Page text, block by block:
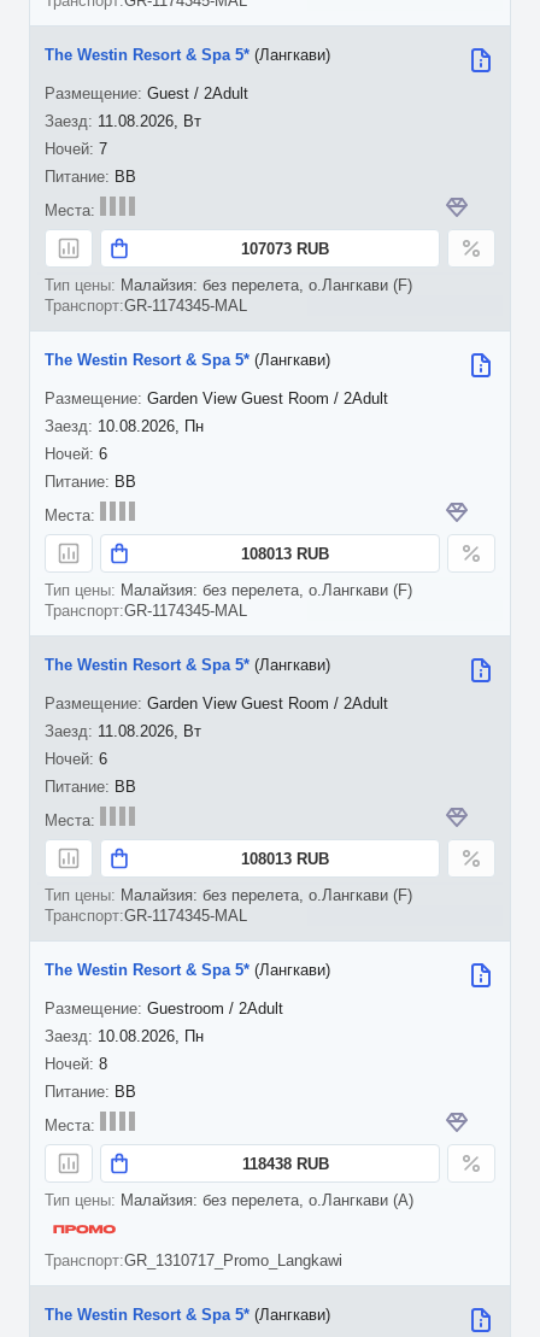
11.08.2026, Вт
7
The Westin Resort & Spa 5* (Лангкави)
Guest / 2Adult
BB
107073 RUB
Малайзия: без перелета, о.Лангкави (F)
GR-1174345-MAL
10.08.2026, Пн
6
The Westin Resort & Spa 5* (Лангкави)
Garden View Guest Room / 2Adult
BB
108013 RUB
Малайзия: без перелета, о.Лангкави (F)
GR-1174345-MAL
11.08.2026, Вт
6
The Westin Resort & Spa 5* (Лангкави)
Garden View Guest Room / 2Adult
BB
108013 RUB
Малайзия: без перелета, о.Лангкави (F)
GR-1174345-MAL
10.08.2026, Пн
8
The Westin Resort & Spa 5* (Лангкави)
Guestroom / 2Adult
BB
118438 RUB
Малайзия: без перелета, о.Лангкави (A)
GR_1310717_Promo_Langkawi
The Westin Resort & Spa 5* (Лангкави)